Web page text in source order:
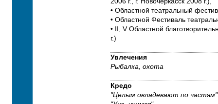
• Областной театральный
• Областной Фестиваль
• II, V Областной
г.)
Увлечения
Рыбалка, охота
Кредо
"Целым овладевают по